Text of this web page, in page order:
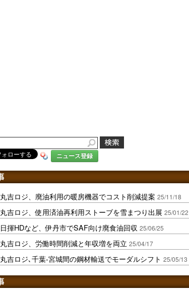
ニュース登録
丸吉ロジ、廃油利用の暖房機器でコスト削減提案 25/11/18
丸吉ロジ、使用済油再利用ストーブを雪まつり出展 25/01/22
日揮HDなど、伊丹市でSAF向け廃食油回収 25/06/25
丸吉ロジ、労働時間削減と年収増を両立 25/04/17
丸吉ロジ､千葉-宮城間の鋼材輸送でモーダルシフト 25/05/13